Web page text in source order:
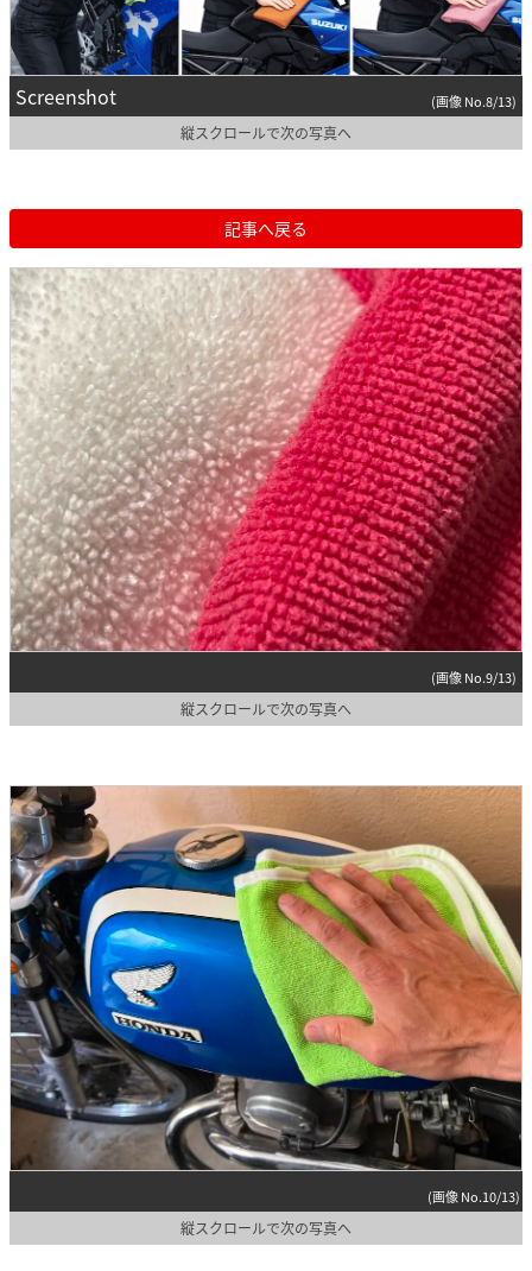
Screenshot (画像 No.8/13)
縦スクロールで次の写真へ
記事へ戻る
(画像 No.9/13)
縦スクロールで次の写真へ
(画像 No.10/13)
縦スクロールで次の写真へ